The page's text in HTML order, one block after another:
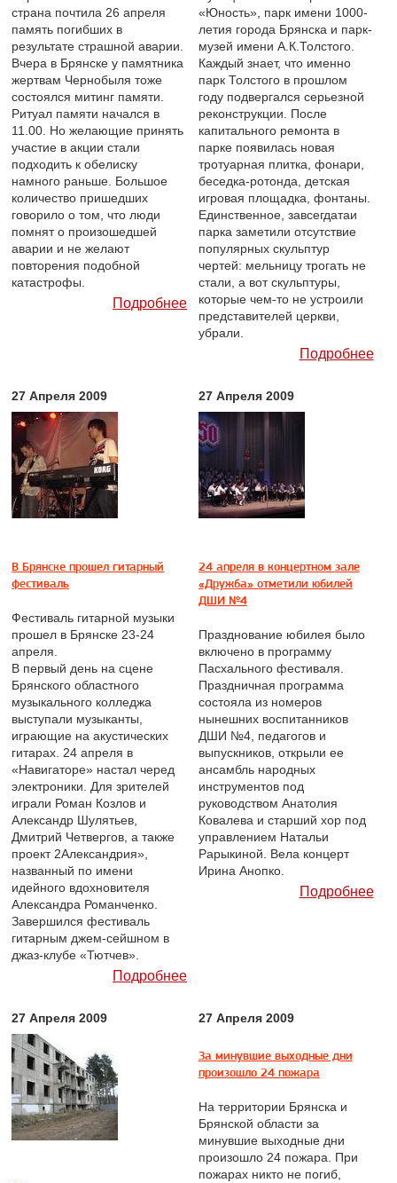
страна почтила 26 апреля
память погибших в
результате страшной аварии.
Вчера в Брянске у памятника
жертвам Чернобыля тоже
состоялся митинг памяти.
Ритуал памяти начался в
11.00. Но желающие принять
участие в акции стали
подходить к обелиску
намного раньше. Большое
количество пришедших
говорило о том, что люди
помнят о произошедшей
аварии и не желают
повторения подобной
катастрофы.
Подробнее
«Юность», парк имени 1000-
летия города Брянска и парк-
музей имени А.К.Толстого.
Каждый знает, что именно
парк Толстого в прошлом
году подвергался серьезной
реконструкции. После
капитального ремонта в
парке появилась новая
тротуарная плитка, фонари,
беседка-ротонда, детская
игровая площадка, фонтаны.
Единственное, завсегдатаи
парка заметили отсутствие
популярных скульптур
чертей: мельницу трогать не
стали, а вот скульптуры,
которые чем-то не устроили
представителей церкви,
убрали.
Подробнее
27 Апреля 2009
В Брянске прошел гитарный
фестиваль
Фестиваль гитарной музыки
прошел в Брянске 23-24
апреля.
В первый день на сцене
Брянского областного
музыкального колледжа
выступали музыканты,
играющие на акустических
гитарах. 24 апреля в
«Навигаторе» настал черед
электроники. Для зрителей
играли Роман Козлов и
Александр Шулятьев,
Дмитрий Четвергов, а также
проект 2Александрия»,
названный по имени
идейного вдохновителя
Александра Романченко.
Завершился фестиваль
гитарным джем-сейшном в
джаз-клубе «Тютчев».
Подробнее
27 Апреля 2009
24 апреля в концертном зале
«Дружба» отметили юбилей
ДШИ №4
Празднование юбилея было
включено в программу
Пасхального фестиваля.
Праздничная программа
состояла из номеров
нынешних воспитанников
ДШИ №4, педагогов и
выпускников, открыли ее
ансамбль народных
инструментов под
руководством Анатолия
Ковалева и старший хор под
управлением Натальи
Рарыкиной. Вела концерт
Ирина Анопко.
Подробнее
27 Апреля 2009 27 Апреля 2009
За минувшие выходные дни
произошло 24 пожара
На территории Брянска и
Брянской области за
минувшие выходные дни
произошло 24 пожара. При
пожарах никто не погиб,